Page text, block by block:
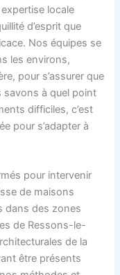
locale
d’esprit que
Nos équipes se
les environs,
pour s’assurer que
savons à quel point
difficiles, c’est
pour s’adapter à
pour intervenir
de maisons
dans des zones
de Ressons-le-
de la
être présents